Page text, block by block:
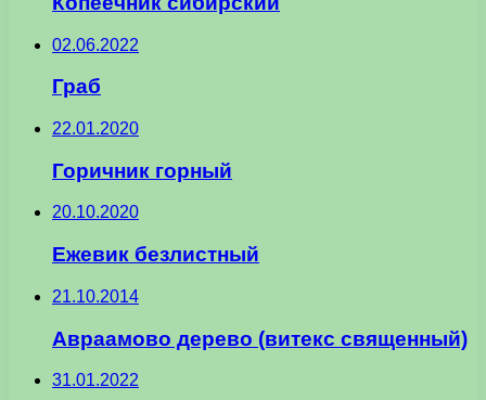
02.06.2022
Граб
22.01.2020
Горичник горный
20.10.2020
Ежевик безлистный
21.10.2014
Авраамово дерево (витекс священный)
31.01.2022